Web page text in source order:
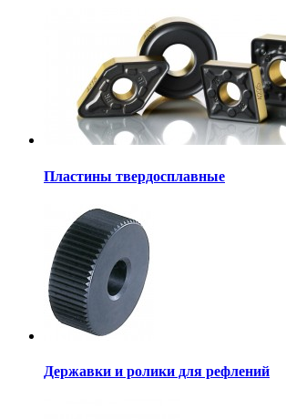
Пластины твердосплавные
Державки и ролики для рефлений